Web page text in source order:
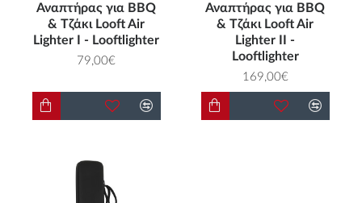
Αναπτήρας για BBQ
& Τζάκι Looft Air
Lighter I - Looftlighter
79,00€
Αναπτήρας για BBQ
& Τζάκι Looft Air
Lighter II -
Looftlighter
169,00€